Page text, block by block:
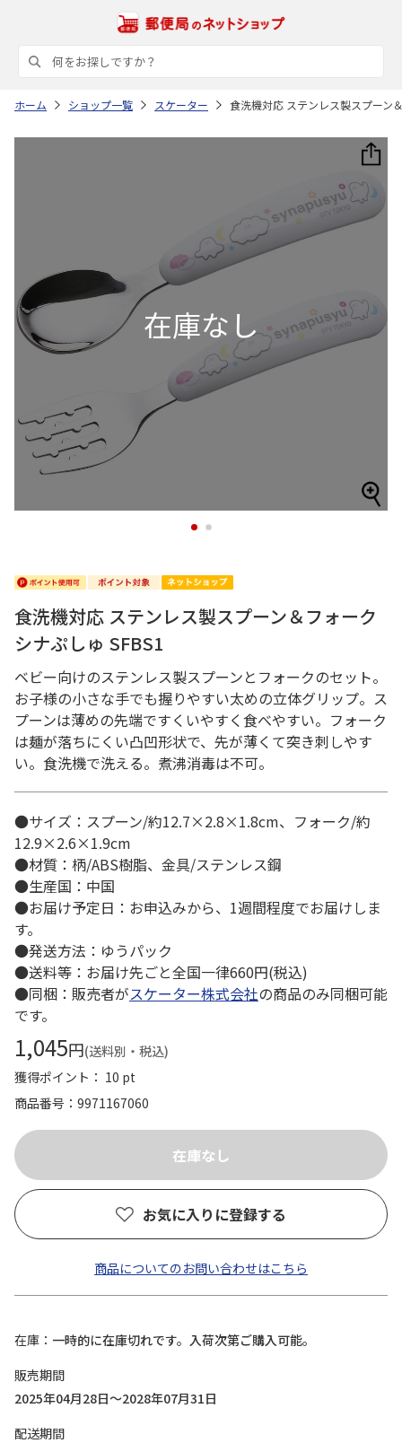
ホーム ショップ一覧 スケーター 食洗機対応 ステンレス製スプーン
1 2
食洗機対応 ステンレス製スプーン＆フォーク
シナぷしゅ SFBS1
ベビー向けのステンレス製スプーンとフォークのセット。
お子様の小さな手でも握りやすい太めの立体グリップ。ス
プーンは薄めの先端ですくいやすく食べやすい。フォーク
は麺が落ちにくい凸凹形状で、先が薄くて突き刺しやす
い。食洗機で洗える。煮沸消毒は不可。
●サイズ：スプーン/約12.7×2.8×1.8cm、フォーク/約
12.9×2.6×1.9cm
●材質：柄/ABS樹脂、金具/ステンレス鋼
●生産国：中国
●お届け予定日：お申込みから、1週間程度でお届けしま
す。
●発送方法：ゆうパック
●送料等：お届け先ごと全国一律660円(税込)
●同梱：販売者がスケーター株式会社の商品のみ同梱可能
です。
1,045円(送料別・税込)
獲得ポイント： 10 pt
商品番号
9971167060
お気に入りに登録する
商品についてのお問い合わせはこちら
在庫
一時的に在庫切れです。入荷次第ご購入可能。
販売期間
2025年04月28日～2028年07月31日
配送期間